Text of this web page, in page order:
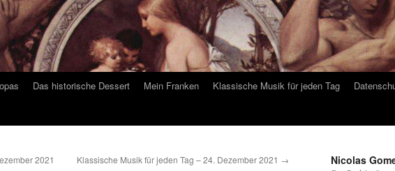
Das historische Dessert Mein Franken Klassische Musik für jeden Tag
2021 Klassische Musik für jeden Tag – 24. Dezember 2021 → Nicolas